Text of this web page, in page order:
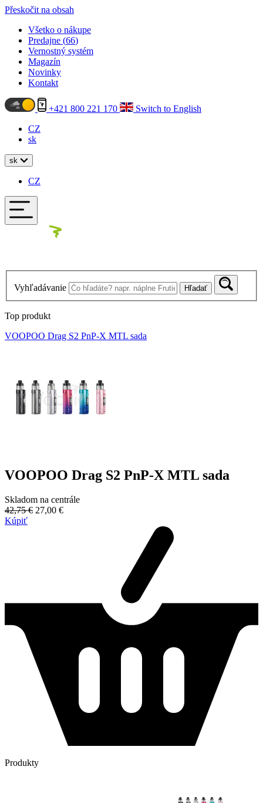
Přeskočit na obsah
Všetko o nákupe
Predajne (66)
Vernostný systém
Magazín
Novinky
Kontakt
+421 800 221 170
Switch to English
CZ
sk
sk
CZ
Vyhľadávanie Hľadať
Top produkt
VOOPOO Drag S2 PnP-X MTL sada
VOOPOO Drag S2 PnP-X MTL sada
Skladom na centrále
42,75 € 27,00 €
Kúpiť
Produkty